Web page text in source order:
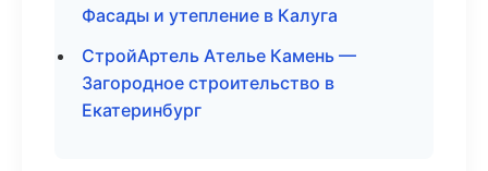
Фасады и утепление в Калуга
СтройАртель Ателье Камень —
Загородное строительство в
Екатеринбург